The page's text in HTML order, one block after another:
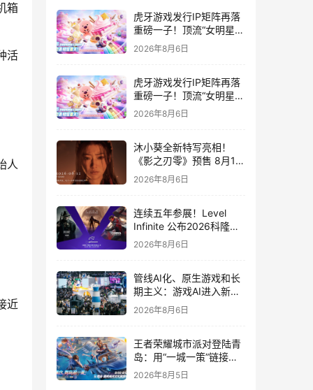
箱
活
人
近
虎牙游戏发行IP矩阵再落
重磅一子！顶流“女明星”
ZANMANG LOOPY 正版
3D消除手游《消消奇遇》
2026年8月6日
虎牙游戏发行IP矩阵再落
重磅一子！顶流“女明星”
ZANMANG LOOPY 正版
2026年8月6日
沐小葵全新特写亮相！
《影之刃零》预售 8月12
日开启
2026年8月6日
连续五年参展！Level
Infinite 公布2026科隆游
戏展产品阵容
2026年8月6日
管线AI化、原生游戏和长
期主义：游戏AI进入新共
识时代
2026年8月6日
王者荣耀城市派对登陆青
岛：用“一城一策”链接海
洋场景，以双向奔赴带动
2026年8月5日